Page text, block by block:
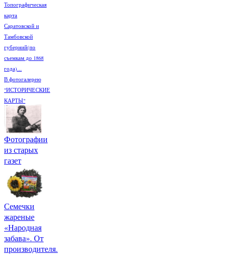
Топографическая
карта
Саратовской и
Тамбовской
губерний(по
съемкам до 1868
года)...
В фотогалерею
"ИСТОРИЧЕСКИЕ
КАРТЫ"
Фотографии
из старых
газет
Семечки
жареные
«Народная
забава». От
производителя.